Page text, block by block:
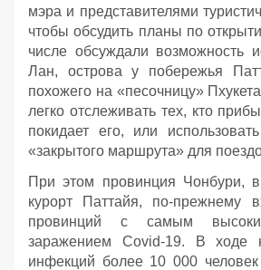
мэра и представителями
чтобы обсудить планы по
числе обсуждали возможность
Лан, острова у побережья
похожего на «песочницу»
легко отслеживать тех, кто
покидает его, или
«закрытого маршрута» для
При этом провинция Чонбури,
курорт Паттайя, по-прежнему
провинций с самым
заражением Covid-19. В ходе
инфекций более 10 000